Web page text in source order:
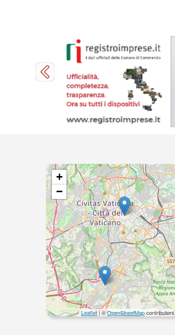
+
−
Leaflet| ©OpenStreetMapcontributors